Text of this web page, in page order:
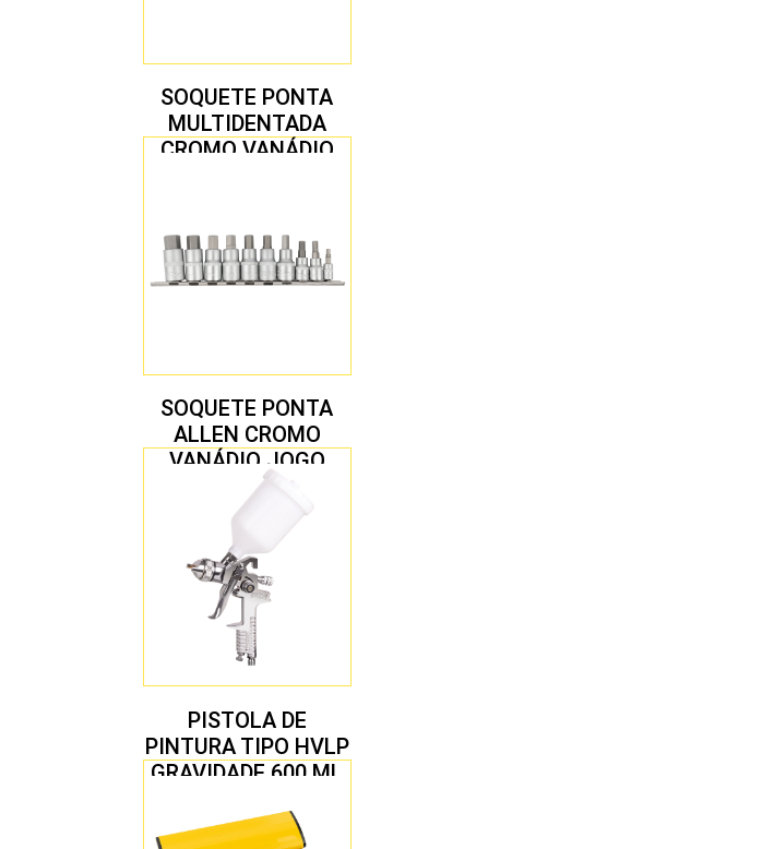
SOQUETE PONTA
MULTIDENTADA
CROMO VANÁDIO
SOQUETE PONTA
ALLEN CROMO
VANÁDIO JOGO
COM 10 PEÇAS
PISTOLA DE
PINTURA TIPO HVLP
GRAVIDADE 600 ML
1,7 MM